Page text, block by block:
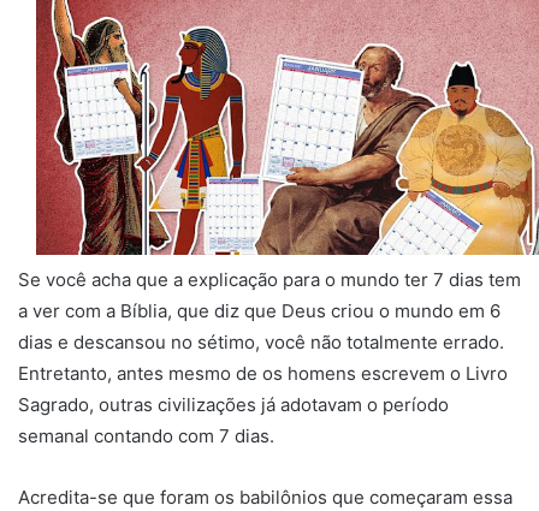
Se você acha que a explicação para o mundo ter 7 dias tem
a ver com a Bíblia, que diz que Deus criou o mundo em 6
dias e descansou no sétimo, você não totalmente errado.
Entretanto, antes mesmo de os homens escrevem o Livro
Sagrado, outras civilizações já adotavam o período
semanal contando com 7 dias.
Acredita-se que foram os babilônios que começaram essa